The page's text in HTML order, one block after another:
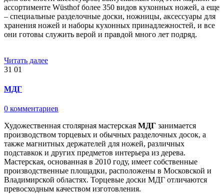
ассортименте Wüsthof более 350 видов кухонных ножей, а еще
– специальные разделочные доски, ножницы, аксессуары для
хранения ножей и наборы кухонных принадлежностей, и все
они готовы служить верой и правдой много лет подряд.
Читать далее
31 01
МДГ
0 комментариев
Художественная столярная мастерская МДГ занимается
производством торцевых и обычных разделочных досок, а
также магнитных держателей для ножей, различных
подставкок и других предметов интерьера из дерева.
Мастерская, основанная в 2010 году, имеет собственные
производственные площадки, расположены в Московской и
Владимирской областях. Торцевые доски МДГ отличаются
превосходным качеством изготовления.